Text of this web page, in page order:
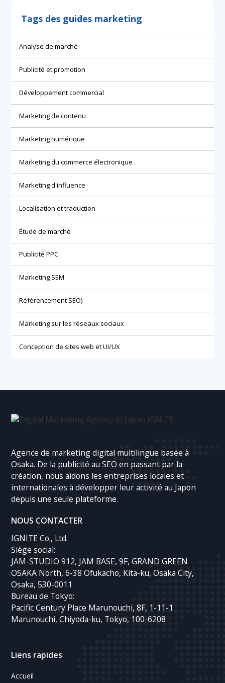
Tags des guides marketing
Analyse de marché
Publicité et promotion
Développement commercial
Marketing de contenu
Marketing numérique
Marketing du commerce électronique
Marketing d'influence
Localisation et traduction
Étude de marché
Publicité PPC
Marketing SEM
Référencement SEO)
Marketing sur les réseaux sociaux
Conception de sites web et UI/UX
Agence de marketing digital multilingue basée à
Osaka. De la publicité au SEO en passant par la
création, nous aidons les entreprises locales et
internationales à développer leur activité au Japon
depuis une seule plateforme.
NOUS CONTACTER
IGNITE Co., Ltd.
Siège social:
JAM-STUDIO 912, JAM BASE, 9F, GRAND GREEN
OSAKA North, 6-38 Ofukacho, Kita-ku, Osaka City,
Osaka, 530-0011
Bureau de Tokyo:
Pacific Century Place Marunouchi, 8F, 1-11-1
Marunouchi, Chiyoda-ku, Tokyo, 100-6208
Liens rapides
Accueil